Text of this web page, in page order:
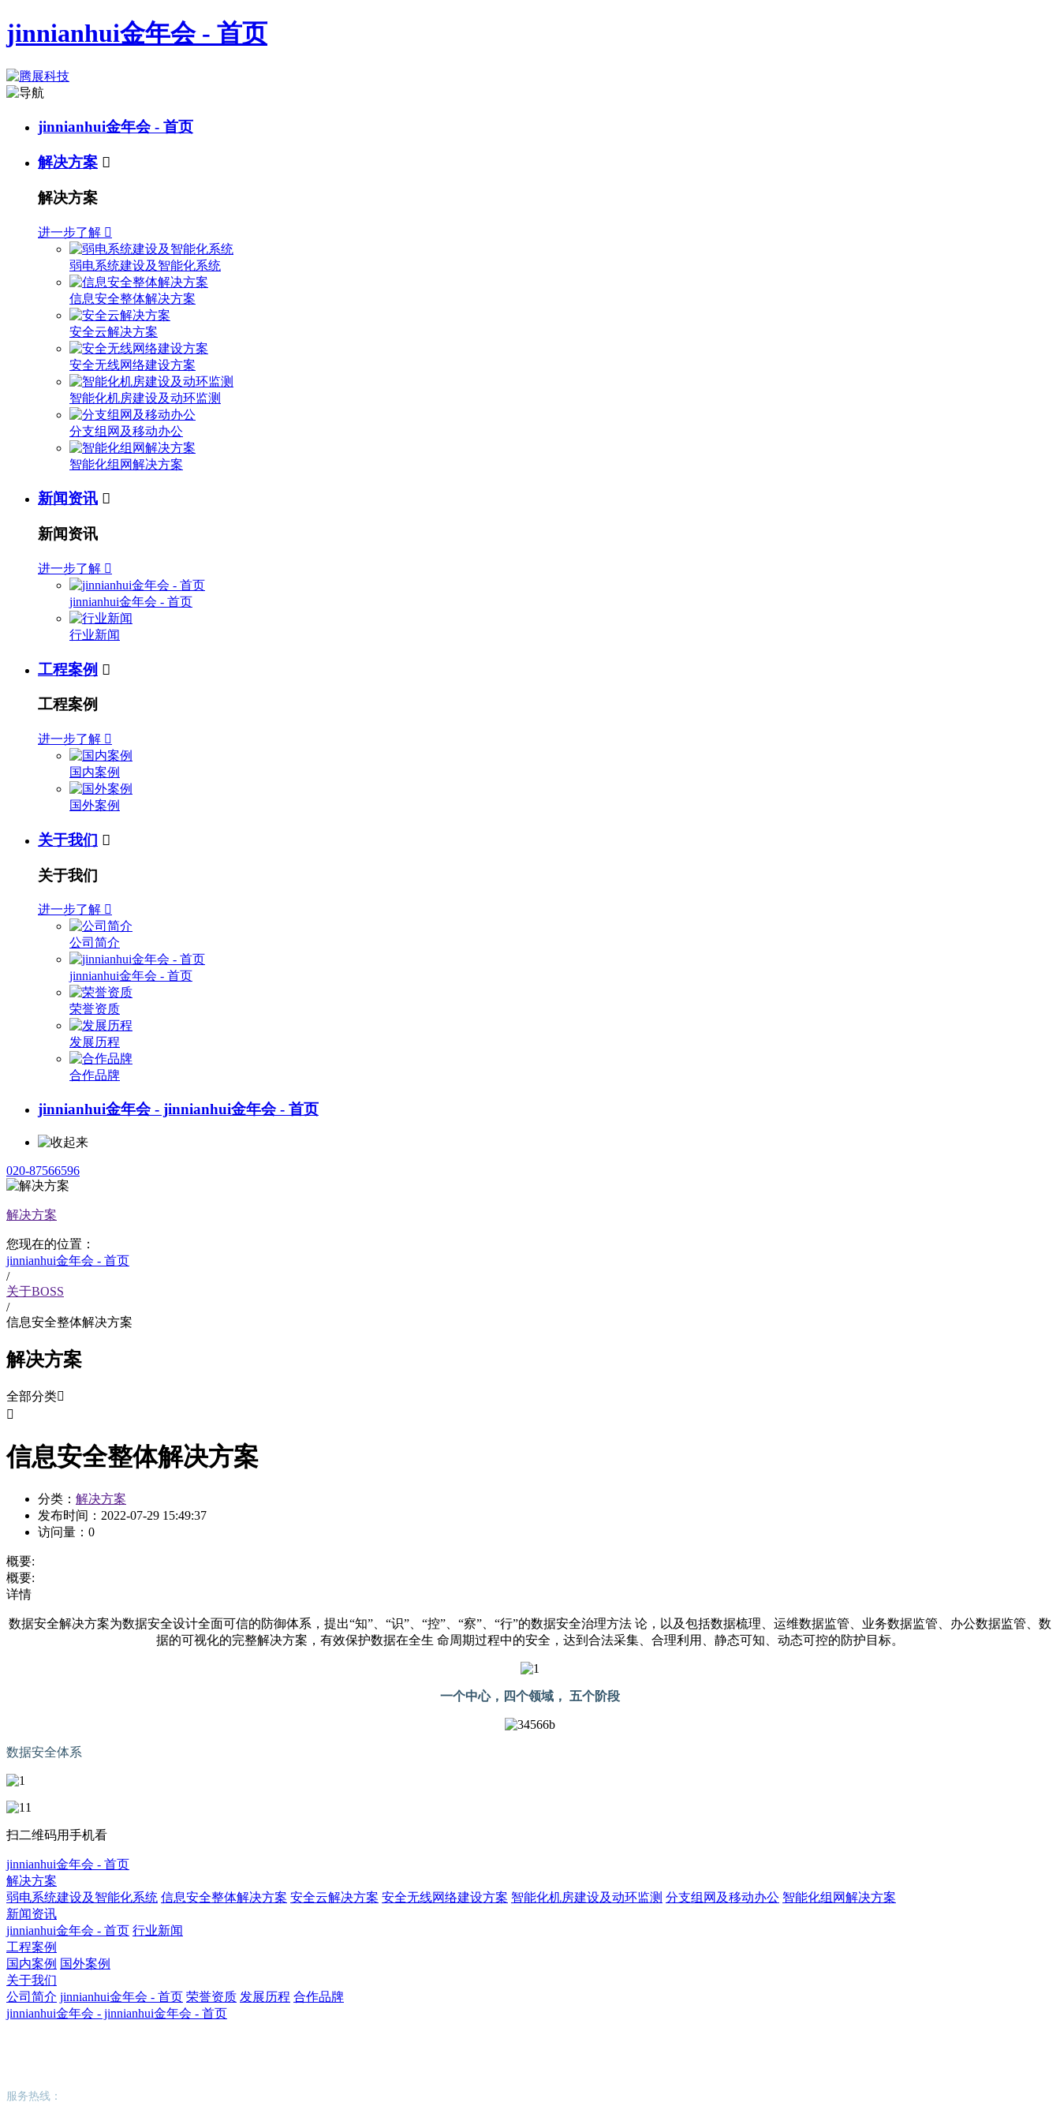
jinnianhui金年会 - 首页
jinnianhui金年会 - 首页
解决方案 
解决方案
进一步了解 
弱电系统建设及智能化系统
信息安全整体解决方案
安全云解决方案
安全无线网络建设方案
智能化机房建设及动环监测
分支组网及移动办公
智能化组网解决方案
新闻资讯 
新闻资讯
进一步了解 
jinnianhui金年会 - 首页
行业新闻
工程案例 
工程案例
进一步了解 
国内案例
国外案例
关于我们 
关于我们
进一步了解 
公司简介
jinnianhui金年会 - 首页
荣誉资质
发展历程
合作品牌
jinnianhui金年会 - jinnianhui金年会 - 首页
020-87566596
解决方案
您现在的位置：
jinnianhui金年会 - 首页
/
关于BOSS
/
信息安全整体解决方案
解决方案
全部分类

信息安全整体解决方案
分类： 解决方案
发布时间： 2022-07-29 15:49:37
访问量： 0
概要:
概要:
详情
数据安全解决方案为数据安全设计全面可信的防御体系，提出“知”、“识”、“控”、“察”、“行”的数据安全治理方法 论，以及包括数据梳理、运维数据监管、业务数据监管、办公数据监管、数
据的可视化的完整解决方案，有效保护数据在全生 命周期过程中的安全，达到合法采集、合理利用、静态可知、动态可控的防护目标。
一个中心，四个领域， 五个阶段
数据安全体系
扫二维码用手机看
jinnianhui金年会 - 首页
解决方案
弱电系统建设及智能化系统 信息安全整体解决方案 安全云解决方案 安全无线网络建设方案 智能化机房建设及动环监测 分支组网及移动办公 智能化组网解决方案
新闻资讯
jinnianhui金年会 - 首页 行业新闻
工程案例
国内案例 国外案例
关于我们
公司简介 jinnianhui金年会 - 首页 荣誉资质 发展历程 合作品牌
jinnianhui金年会 - jinnianhui金年会 - 首页
服务热线：